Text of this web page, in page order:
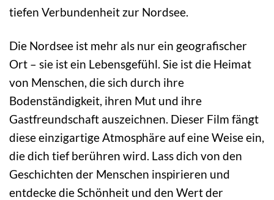
tiefen Verbundenheit zur Nordsee.
Die Nordsee ist mehr als nur ein geografischer
Ort – sie ist ein Lebensgefühl. Sie ist die Heimat
von Menschen, die sich durch ihre
Bodenständigkeit, ihren Mut und ihre
Gastfreundschaft auszeichnen. Dieser Film fängt
diese einzigartige Atmosphäre auf eine Weise ein,
die dich tief berühren wird. Lass dich von den
Geschichten der Menschen inspirieren und
entdecke die Schönheit und den Wert der